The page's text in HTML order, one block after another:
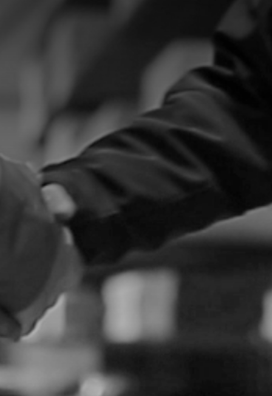
Ha bármilyen kérdése van termékeinkkel kapcsolatban, vagy ha
egyedi ajánlatot szeretne kapni, kérjük, forduljon hozzánk
+36 70 386 1978
info(at)karosallvanyok.hu
Lépjen velünk kapcsolatba most!